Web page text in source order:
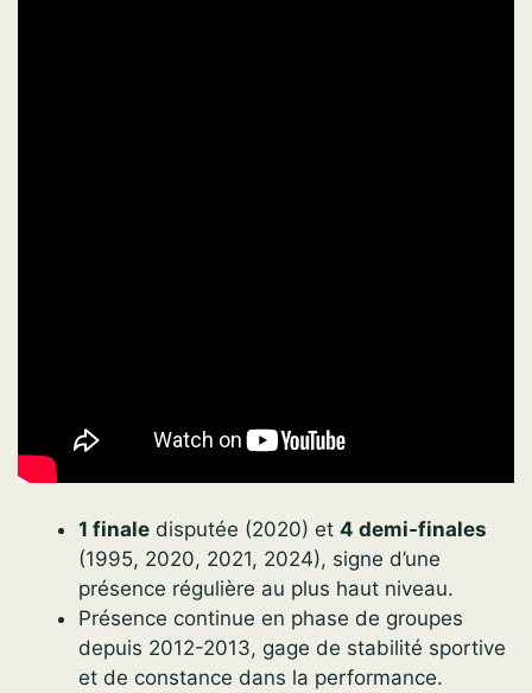
1 finale disputée (2020) et 4 demi-finales
(1995, 2020, 2021, 2024), signe d’une
présence régulière au plus haut niveau.
Présence continue en phase de groupes
depuis 2012-2013, gage de stabilité sportive
et de constance dans la performance.